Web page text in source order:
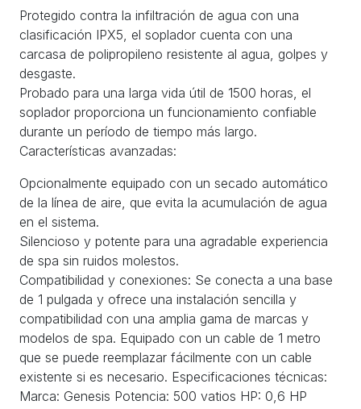
Protegido contra la infiltración de agua con una
clasificación IPX5, el soplador cuenta con una
carcasa de polipropileno resistente al agua, golpes y
desgaste.
Probado para una larga vida útil de 1500 horas, el
soplador proporciona un funcionamiento confiable
durante un período de tiempo más largo.
Características avanzadas:
Opcionalmente equipado con un secado automático
de la línea de aire, que evita la acumulación de agua
en el sistema.
Silencioso y potente para una agradable experiencia
de spa sin ruidos molestos.
Compatibilidad y conexiones: Se conecta a una base
de 1 pulgada y ofrece una instalación sencilla y
compatibilidad con una amplia gama de marcas y
modelos de spa. Equipado con un cable de 1 metro
que se puede reemplazar fácilmente con un cable
existente si es necesario. Especificaciones técnicas:
Marca: Genesis Potencia: 500 vatios HP: 0,6 HP